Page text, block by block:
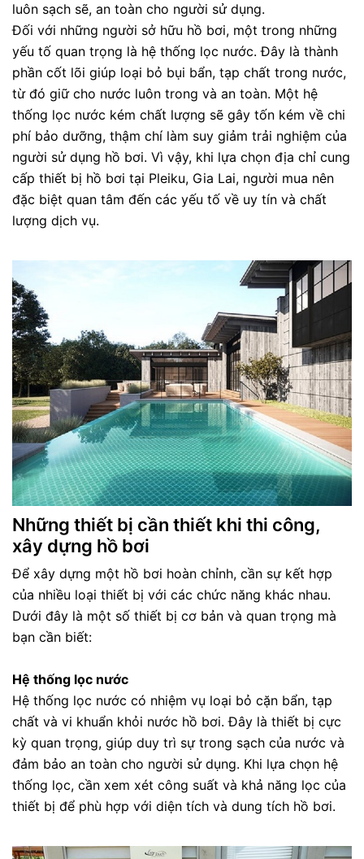
luôn sạch sẽ, an toàn cho người sử dụng.
Đối với những người sở hữu hồ bơi, một trong những
yếu tố quan trọng là hệ thống lọc nước. Đây là thành
phần cốt lõi giúp loại bỏ bụi bẩn, tạp chất trong nước,
từ đó giữ cho nước luôn trong và an toàn. Một hệ
thống lọc nước kém chất lượng sẽ gây tốn kém về chi
phí bảo dưỡng, thậm chí làm suy giảm trải nghiệm của
người sử dụng hồ bơi. Vì vậy, khi lựa chọn địa chỉ cung
cấp thiết bị hồ bơi tại Pleiku, Gia Lai, người mua nên
đặc biệt quan tâm đến các yếu tố về uy tín và chất
lượng dịch vụ.
Những thiết bị cần thiết khi thi công,
xây dựng hồ bơi
Để xây dựng một hồ bơi hoàn chỉnh, cần sự kết hợp
của nhiều loại thiết bị với các chức năng khác nhau.
Dưới đây là một số thiết bị cơ bản và quan trọng mà
bạn cần biết:
Hệ thống lọc nước
Hệ thống lọc nước có nhiệm vụ loại bỏ cặn bẩn, tạp
chất và vi khuẩn khỏi nước hồ bơi. Đây là thiết bị cực
kỳ quan trọng, giúp duy trì sự trong sạch của nước và
đảm bảo an toàn cho người sử dụng. Khi lựa chọn hệ
thống lọc, cần xem xét công suất và khả năng lọc của
thiết bị để phù hợp với diện tích và dung tích hồ bơi.